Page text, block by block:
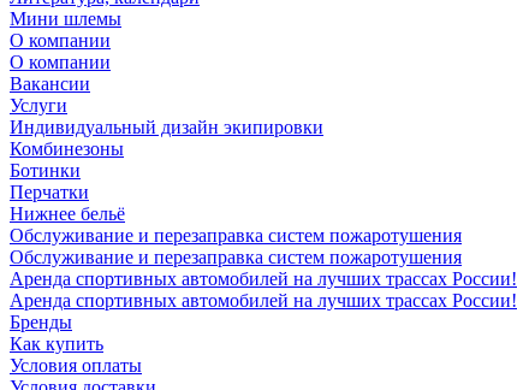
Мини шлемы
О компании
О компании
Вакансии
Услуги
Индивидуальный дизайн экипировки
Комбинезоны
Ботинки
Перчатки
Нижнее бельё
Обслуживание и перезаправка систем пожаротушения
Обслуживание и перезаправка систем пожаротушения
Аренда спортивных автомобилей на лучших трассах России!
Аренда спортивных автомобилей на лучших трассах России!
Бренды
Как купить
Условия оплаты